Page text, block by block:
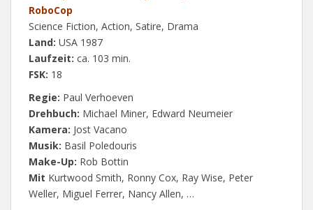
RoboCop
Science Fiction, Action, Satire, Drama
Land: USA 1987
Laufzeit: ca. 103 min.
FSK: 18
Regie: Paul Verhoeven
Drehbuch: Michael Miner, Edward Neumeier
Kamera: Jost Vacano
Musik: Basil Poledouris
Make-Up: Rob Bottin
Mit Kurtwood Smith, Ronny Cox, Ray Wise, Peter
Weller, Miguel Ferrer, Nancy Allen, …